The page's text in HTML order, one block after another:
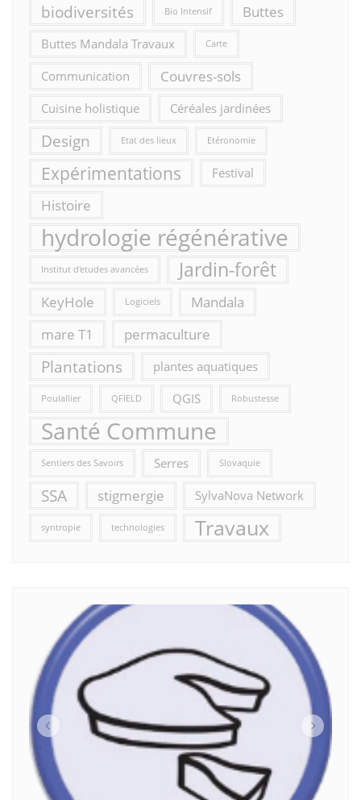
biodiversités Bio Intensif Buttes
Buttes Mandala Travaux Carte
Communication Couvres-sols
Cuisine holistique Céréales jardinées
Design Etat des lieux Etéronomie
Expérimentations Festival
Histoire
hydrologie régénérative
Institut d'etudes avancées Jardin-forêt
KeyHole Logiciels
Mandala
mare T1
permaculture
Plantations plantes aquatiques
Poulallier QFIELD QGIS Robustesse
Santé Commune
Sentiers des Savoirs Serres Slovaquie
SSA stigmergie SylvaNova Network
syntropie technologies Travaux